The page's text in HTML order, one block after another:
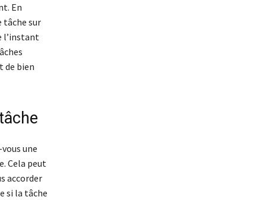
En
tâche sur
l’instant
de bien
une
Cela peut
accorder
si la tâche